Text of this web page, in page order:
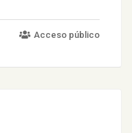
Acceso público